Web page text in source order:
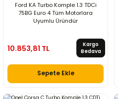
Ford KA Turbo Komple 1.3 TDCi
75BG Euro 4 Tüm Motorlara
Uyumlu Üründür
10.853,81 TL
Kargo
Bedava
Sepete Ekle